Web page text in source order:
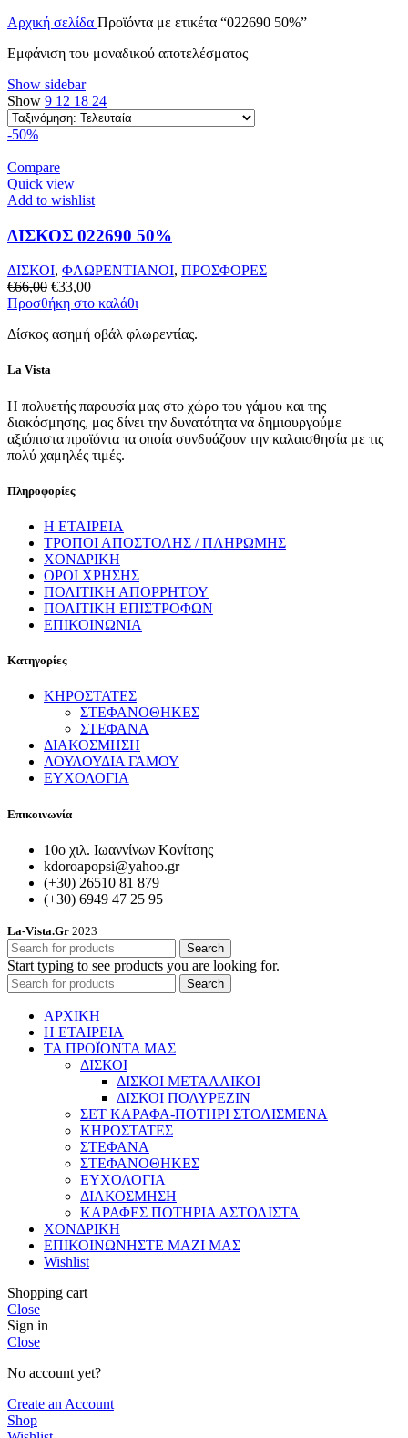
Αρχική σελίδα Προϊόντα με ετικέτα “022690 50%”
Εμφάνιση του μοναδικού αποτελέσματος
Show sidebar
Show 9 12 18 24
-50%
Compare
Quick view
Add to wishlist
ΔΙΣΚΟΣ 022690 50%
ΔΙΣΚΟΙ, ΦΛΩΡΕΝΤΙΑΝΟΙ, ΠΡΟΣΦΟΡΕΣ
€66,00 Original
price
€66,00.
€33,00Η
τρέχουσα
είναι:
Προσθήκη στο καλάθι
Δίσκος ασημή οβάλ φλωρεντίας.
La Vista
Η πολυετής παρουσία μας στο χώρο του γάμου και της
διακόσμησης, μας δίνει την δυνατότητα να δημιουργούμε
αξιόπιστα προϊόντα τα οποία συνδυάζουν την καλαισθησία με τις
πολύ χαμηλές τιμές.
Πληροφορίες
Η ΕΤΑΙΡΕΙΑ
ΤΡΟΠΟΙ ΑΠΟΣΤΟΛΗΣ / ΠΛΗΡΩΜΗΣ
ΧΟΝΔΡΙΚΗ
ΟΡΟΙ ΧΡΗΣΗΣ
ΠΟΛΙΤΙΚΗ ΑΠΟΡΡΗΤΟΥ
ΠΟΛΙΤΙΚΗ ΕΠΙΣΤΡΟΦΩΝ
ΕΠΙΚΟΙΝΩΝΙΑ
Κατηγορίες
ΚΗΡΟΣΤΑΤΕΣ
ΣΤΕΦΑΝΟΘΗΚΕΣ
ΣΤΕΦΑΝΑ
ΔΙΑΚΟΣΜΗΣΗ
ΛΟΥΛΟΥΔΙΑ ΓΑΜΟΥ
ΕΥΧΟΛΟΓΙΑ
Επικοινωνία
10ο χιλ. Ιωαννίνων Κονίτσης
kdoroapopsi@yahoo.gr
(+30) 26510 81 879
(+30) 6949 47 25 95
La-Vista.Gr 2023
Search
Start typing to see products you are looking for.
Search
ΑΡΧΙΚΗ
Η ΕΤΑΙΡΕΙΑ
ΤΑ ΠΡΟΪΟΝΤΑ ΜΑΣ
ΔΙΣΚΟΙ
ΔΙΣΚΟΙ ΜΕΤΑΛΛΙΚΟΙ
ΔΙΣΚΟΙ ΠΟΛΥΡΕΖΙΝ
ΣΕΤ ΚΑΡΑΦΑ-ΠΟΤΗΡΙ ΣΤΟΛΙΣΜΕΝΑ
ΚΗΡΟΣΤΑΤΕΣ
ΣΤΕΦΑΝΑ
ΣΤΕΦΑΝΟΘΗΚΕΣ
ΕΥΧΟΛΟΓΙΑ
ΔΙΑΚΟΣΜΗΣΗ
ΚΑΡΑΦΕΣ ΠΟΤΗΡΙΑ ΑΣΤΟΛΙΣΤΑ
ΧΟΝΔΡΙΚΗ
ΕΠΙΚΟΙΝΩΝΗΣΤΕ ΜΑΖΙ ΜΑΣ
Wishlist
Shopping cart
Close
Sign in
Close
No account yet?
Create an Account
Shop